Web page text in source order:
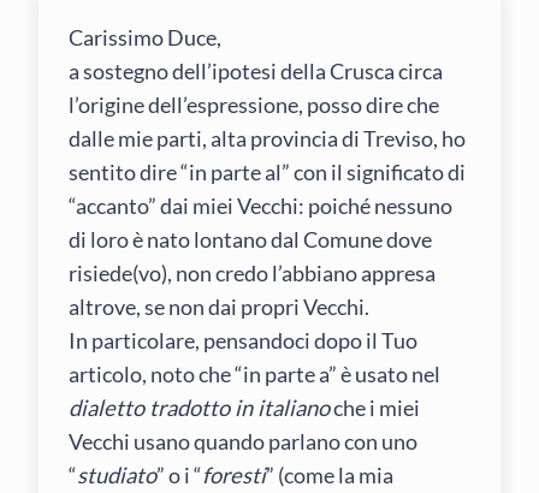
Carissimo Duce,
a sostegno dell’ipotesi della Crusca circa
l’origine dell’espressione, posso dire che
dalle mie parti, alta provincia di Treviso, ho
sentito dire “in parte al” con il significato di
“accanto” dai miei Vecchi: poiché nessuno
di loro è nato lontano dal Comune dove
risiede(vo), non credo l’abbiano appresa
altrove, se non dai propri Vecchi.
In particolare, pensandoci dopo il Tuo
articolo, noto che “in parte a” è usato nel
dialetto tradotto in italianoche i miei
Vecchi usano quando parlano con uno
“studiato” o i “foresti” (come la mia